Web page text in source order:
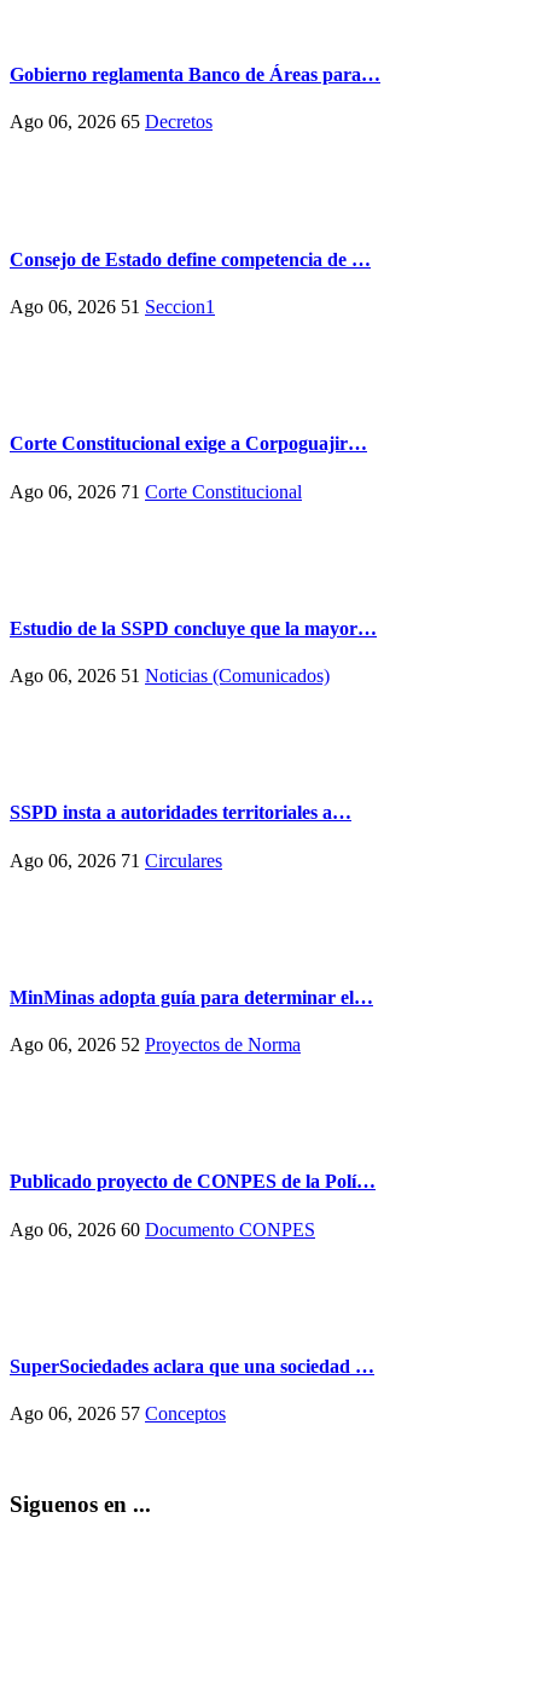
Gobierno reglamenta Banco de Áreas para…
Ago 06, 2026 65 Decretos
Consejo de Estado define competencia de …
Ago 06, 2026 51 Seccion1
Corte Constitucional exige a Corpoguajir…
Ago 06, 2026 71 Corte Constitucional
Estudio de la SSPD concluye que la mayor…
Ago 06, 2026 51 Noticias (Comunicados)
SSPD insta a autoridades territoriales a…
Ago 06, 2026 71 Circulares
MinMinas adopta guía para determinar el…
Ago 06, 2026 52 Proyectos de Norma
Publicado proyecto de CONPES de la Polí…
Ago 06, 2026 60 Documento CONPES
SuperSociedades aclara que una sociedad …
Ago 06, 2026 57 Conceptos
Siguenos en ...